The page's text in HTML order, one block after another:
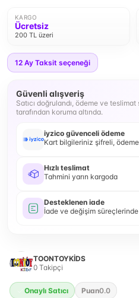
KARGO
Ücretsiz
200 TL üzeri
12 Ay Taksit seçeneği
Güvenli alışveriş
Satıcı doğrulandı, ödeme ve
tarafından koruma altında.
iyzico güvenceli ödeme
Kart bilgileriniz şifreli,
Hızlı teslimat
Tahmini yarın kargoda
Desteklenen iade
İade ve değişim
TOONTOYKİDS
0 Takipçi
Onaylı Satıcı Puan0.0